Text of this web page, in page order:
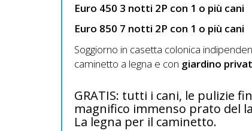
Euro 450 3 notti 2P con 1 o più cani
Euro 850 7 notti 2P con 1 o più cani
Soggiorno in casetta colonica
caminetto a legna e con giardino
GRATIS: tutti i cani, le pulizie
magnifico immenso prato del
La legna per il caminetto.